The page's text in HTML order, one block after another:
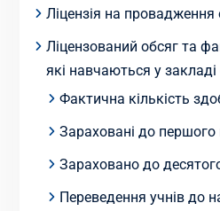
Ліцензія на провадження
Ліцензований обсяг та
які навчаються у закладі
Фактична кількість
Зараховані до першого
Зараховано до
Переведення учнів до